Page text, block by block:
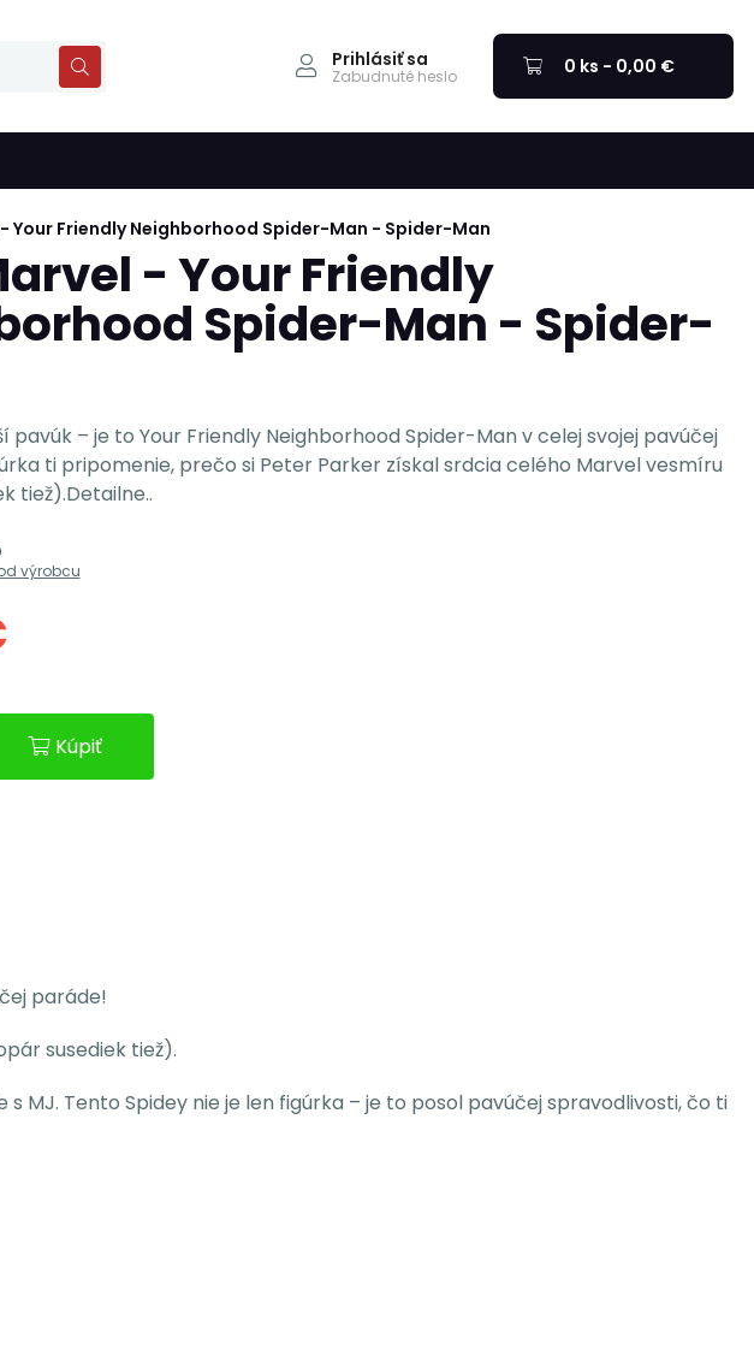
Prihlásiť sa
Zabudnuté heslo 0 ks - 0,00 €
Your Friendly Neighborhood Spider-Man - Spider-Man
- Your Friendly
Spider-Man - Spider-
pavúk – je to Your Friendly Neighborhood Spider-Man v celej svojej pavúčej
ti pripomenie, prečo si Peter Parker získal srdcia celého Marvel vesmíru
tiež).Detailne..
výrobcu
Kúpiť
paráde!
susediek tiež).
Tento Spidey nie je len figúrka – je to posol pavúčej spravodlivosti, čo ti